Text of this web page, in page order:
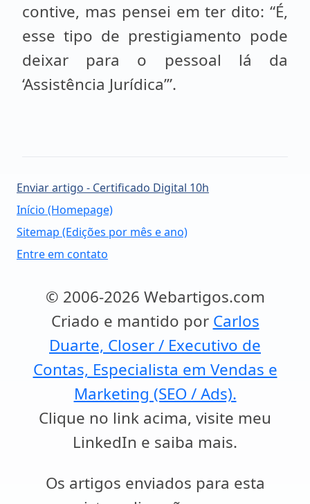
contive, mas pensei em ter dito: “É,
esse tipo de prestigiamento pode
deixar para o pessoal lá da
‘Assistência Jurídica’”.
Enviar artigo - Certificado Digital 10h
Início (Homepage)
Sitemap (Edições por mês e ano)
Entre em contato
© 2006-2026 Webartigos.com
Criado e mantido por Carlos
Duarte, Closer / Executivo de
Contas, Especialista em Vendas e
Marketing (SEO / Ads).
Clique no link acima, visite meu
LinkedIn e saiba mais.
Os artigos enviados para esta